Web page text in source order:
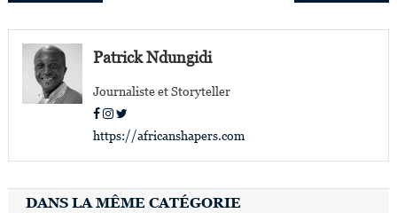
de
l’articlePatrick Ndungidi
Journaliste et Storyteller
https://africanshapers.com
DANS LA MÊME CATÉGORIE